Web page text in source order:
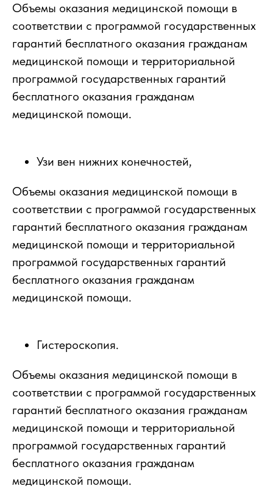
Объемы оказания медицинской помощи в
соответствии с программой государственных
гарантий бесплатного оказания гражданам
медицинской помощи и территориальной
программой государственных гарантий
бесплатного оказания гражданам
медицинской помощи.
Узи вен нижних конечностей,
Объемы оказания медицинской помощи в
соответствии с программой государственных
гарантий бесплатного оказания гражданам
медицинской помощи и территориальной
программой государственных гарантий
бесплатного оказания гражданам
медицинской помощи.
Гистероскопия.
Объемы оказания медицинской помощи в
соответствии с программой государственных
гарантий бесплатного оказания гражданам
медицинской помощи и территориальной
программой государственных гарантий
бесплатного оказания гражданам
медицинской помощи.